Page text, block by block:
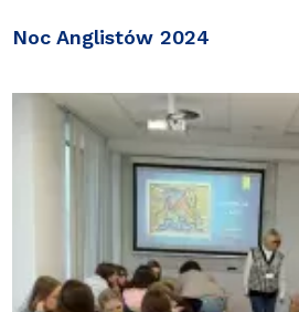
Noc Anglistów 2024